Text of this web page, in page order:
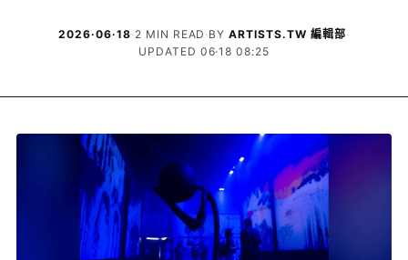
2026·06·18· 2 MIN READ · BYARTISTS.TW 編輯部·
UPDATED 06·18 08:25